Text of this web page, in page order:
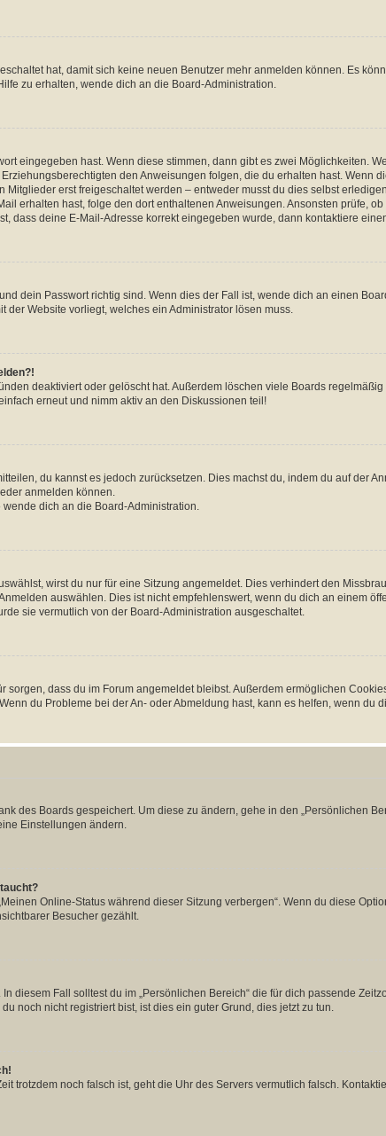
hat, damit sich keine neuen Benutzer mehr anmelden können. Es
zu erhalten, wende dich an die Board-Administration.
eingegeben hast. Wenn diese stimmen, dann gibt es zwei Möglichkeiten.
den Anweisungen folgen, die du erhalten hast. Wenn
erst freigeschaltet werden – entweder musst du dies selbst
erhalten hast, folge den dort enthaltenen Anweisungen. Ansonsten prüfe,
dass deine E-Mail-Adresse korrekt eingegeben wurde, dann kontaktiere
dein Passwort richtig sind. Wenn dies der Fall ist, wende dich an einen
Website vorliegt, welches ein Administrator lösen muss.
deaktiviert oder gelöscht hat. Außerdem löschen viele Boards
erneut und nimm aktiv an den Diskussionen teil!
du kannst es jedoch zurücksetzen. Dies machst du, indem du auf der
anmelden können.
dich an die Board-Administration.
wirst du nur für eine Sitzung angemeldet. Dies verhindert den
auswählen. Dies ist nicht empfehlenswert, wenn du dich an einem
sie vermutlich von der Board-Administration ausgeschaltet.
sorgen, dass du im Forum angemeldet bleibst. Außerdem ermöglichen
du Probleme bei der An- oder Abmeldung hast, kann es helfen, wenn du
des Boards gespeichert. Um diese zu ändern, gehe in den „Persönlichen
Einstellungen ändern.
Online-Status während dieser Sitzung verbergen“. Wenn du diese
Besucher gezählt.
diesem Fall solltest du im „Persönlichen Bereich“ die für dich passende
noch nicht registriert bist, ist dies ein guter Grund, dies jetzt zu tun.
trotzdem noch falsch ist, geht die Uhr des Servers vermutlich falsch.